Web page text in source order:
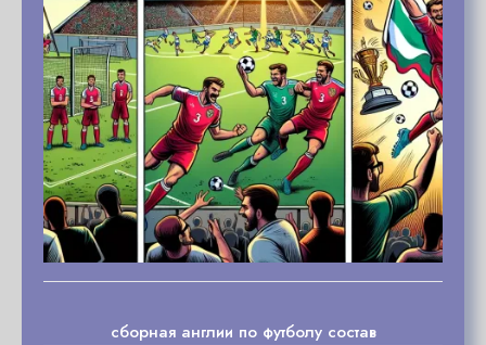
сборная англии по футболу состав